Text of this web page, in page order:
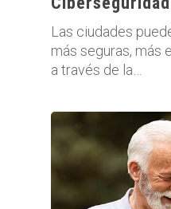
Las ciudades
más seguras, más
a través de la…